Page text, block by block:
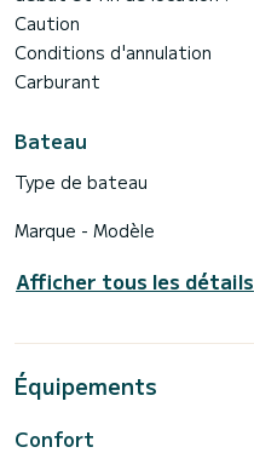
Caution
Conditions d'annulation
Carburant
Bateau
Type de bateau
Marque - Modèle
Afficher tous les détails
Équipements
Confort